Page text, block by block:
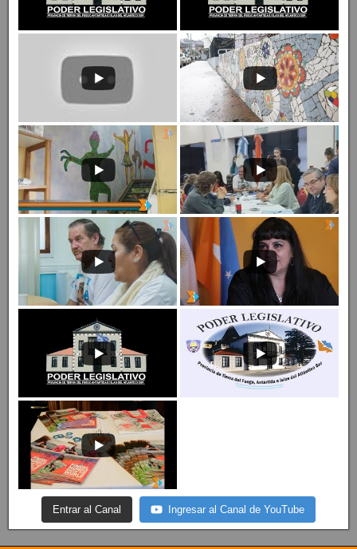
Entrar al Canal Ingresar al Canal de YouTube